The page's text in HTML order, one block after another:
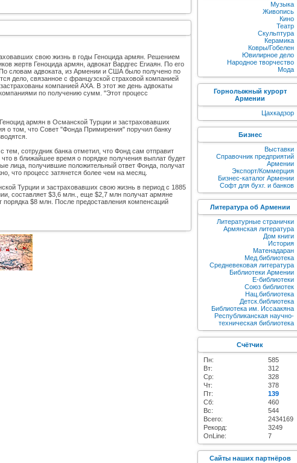
свою жизнь в годы Геноцида армян. Решением
жертв Геноцида армян, адвокат Вардгес Егиаян. По его
словам адвоката, из Армении и США было получено по
дело, связанное с французской страховой компанией
компанией АХА. В этот же день адвокаты
по получению сумм. "Этот процесс
армян в Османской Турции и застраховавших
о том, что Совет "Фонда Примирения" поручил банку
сотрудник банка отметил, что Фонд сам отправит
в ближайшее время о порядке получения выплат будет
лица, получившие положительный ответ Фонда, получат
что процесс затянется более чем на месяц.
Турции и застраховавших свою жизнь в период с 1885
составляет $3,6 млн., еще $2,7 млн получат армяне
$8 млн. После предоставления компенсаций
Музыка
Живопись
Кино
Театр
Скульптура
Керамика
Ковры/Гобелен
Ювилирное дело
Народное творчество
Мода
Горнолыжный курорт
Армении
Цахкадзор
Бизнес
Выставки
Справочник предприятий
Армении
Экспорт/Коммерция
Бизнес-каталог Армении
Софт для бухг. и банков
Литература об Армении
Литературные странички
Армянская литература
Дом книги
История
Матенадаран
Мед.библиотека
Средневековая литература
Библиотеки Армении
E-библиотеки
Союз библиотек
Нац.библиотека
Детск.библиотека
Библиотека им. Иссаакяна
Республиканская научно-
техническая библиотека
Счётчик
Пн:
585
Вт:
312
Ср:
328
Чт:
378
Пт:
139
Сб:
460
Вс:
544
Всего:
2434169
Рекорд:
3249
OnLine:
7
Сайты наших партнёров